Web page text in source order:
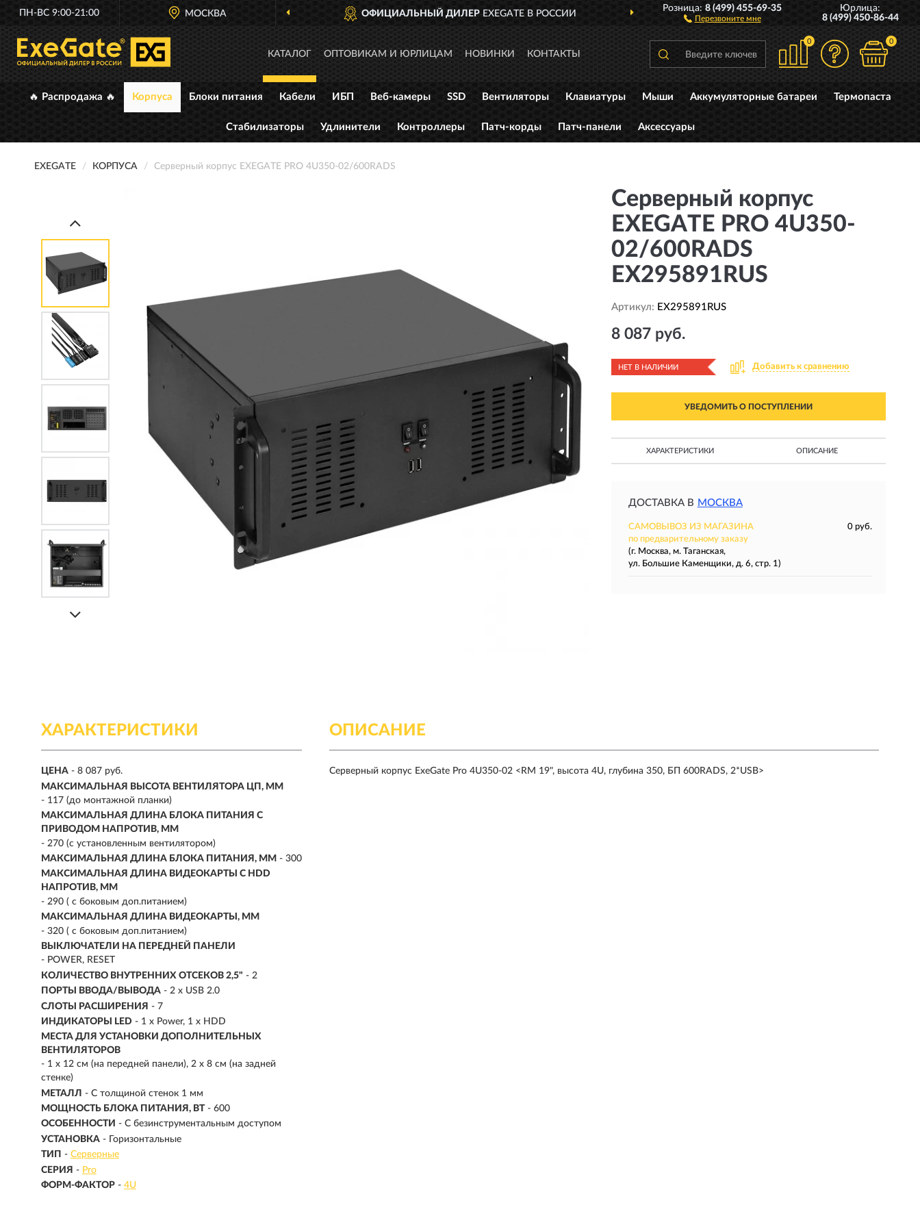
ПН-ВС 9:00-21:00 МОСКВА ОФИЦИАЛЬНЫЙ ДИЛЕРEXEGATE В РОССИИ ДОСТАВИМ ПО ВСЕЙ РОССИИ
Розница:8 (499) 455-69-35
Перезвоните мне
Юрлица:
8 (499) 450-86-44
КАТАЛОГ ОПТОВИКАМ И ЮРЛИЦАМ НОВИНКИ КОНТАКТЫ
0 0
🔥 Распродажа 🔥 Корпуса Блоки питания Кабели ИБП Веб-камеры SSD Вентиляторы Клавиатуры Мыши Аккумуляторные батареи Термопаста
Стабилизаторы Удлинители Контроллеры Патч-корды Патч-панели Аксессуары
EXEGATE КОРПУСА Серверный корпус EXEGATE PRO 4U350-02/600RADS
Серверный корпус
EXEGATE PRO 4U350-
02/600RADS
EX295891RUS
Артикул: EX295891RUS
8 087 руб.
НЕТ В НАЛИЧИИ Добавить к сравнению
УВЕДОМИТЬ О ПОСТУПЛЕНИИ
ХАРАКТЕРИСТИКИ ОПИСАНИЕ
ДОСТАВКА В МОСКВА
САМОВЫВОЗ ИЗ МАГАЗИНА
0 руб.
по предварительному заказу
(г. Москва, м. Таганская,
ул. Большие Каменщики, д. 6, стр. 1)
ХАРАКТЕРИСТИКИ
ЦЕНА - 8 087 руб.
МАКСИМАЛЬНАЯ ВЫСОТА ВЕНТИЛЯТОРА ЦП, ММ
- 117 (до монтажной планки)
МАКСИМАЛЬНАЯ ДЛИНА БЛОКА ПИТАНИЯ С
ПРИВОДОМ НАПРОТИВ, ММ
- 270 (с установленным вентилятором)
МАКСИМАЛЬНАЯ ДЛИНА БЛОКА ПИТАНИЯ, ММ - 300
МАКСИМАЛЬНАЯ ДЛИНА ВИДЕОКАРТЫ С HDD
НАПРОТИВ, ММ
- 290 ( с боковым доп.питанием)
МАКСИМАЛЬНАЯ ДЛИНА ВИДЕОКАРТЫ, ММ
- 320 ( с боковым доп.питанием)
ВЫКЛЮЧАТЕЛИ НА ПЕРЕДНЕЙ ПАНЕЛИ
- POWER, RESET
КОЛИЧЕСТВО ВНУТРЕННИХ ОТСЕКОВ 2,5" - 2
ПОРТЫ ВВОДА/ВЫВОДА - 2 x USB 2.0
СЛОТЫ РАСШИРЕНИЯ - 7
ИНДИКАТОРЫ LED - 1 x Power, 1 x HDD
МЕСТА ДЛЯ УСТАНОВКИ ДОПОЛНИТЕЛЬНЫХ
ВЕНТИЛЯТОРОВ
- 1 x 12 см (на передней панели), 2 x 8 см (на задней
стенке)
МЕТАЛЛ - С толщиной стенок 1 мм
МОЩНОСТЬ БЛОКА ПИТАНИЯ, ВТ - 600
ОСОБЕННОСТИ - С безинструментальным доступом
УСТАНОВКА - Горизонтальные
ТИП - Серверные
СЕРИЯ - Pro
ФОРМ-ФАКТОР - 4U
ОПИСАНИЕ
Серверный корпус ExeGate Pro 4U350-02 <RM 19", высота 4U, глубина 350, БП 600RADS, 2*USB>